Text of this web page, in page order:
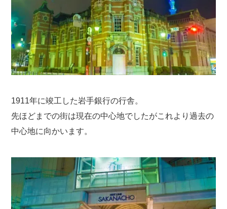
1911年に竣工した岩手銀行の行舎。
先ほどまでの街は現在の中心地でしたがこれより過去の
中心地に向かいます。